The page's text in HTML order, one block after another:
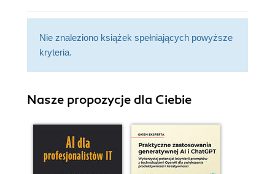
Nie znaleziono książek spełniających powyższe
kryteria.
Nasze propozycje dla Ciebie